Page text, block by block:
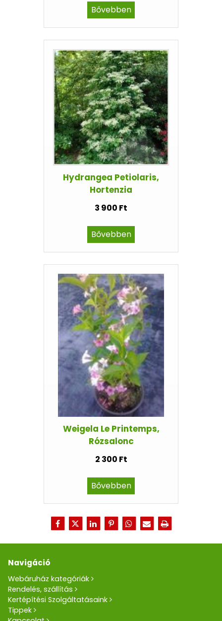
Bővebben
Hydrangea Petiolaris,
Hortenzia
3 900 Ft
Bővebben
Weigela Le Printemps,
Rózsalonc
2 300 Ft
Bővebben
Navigáció
Webáruház kategóriák
Rendelés, szállítás
Kertépítési Szolgáltatásaink
Tippek